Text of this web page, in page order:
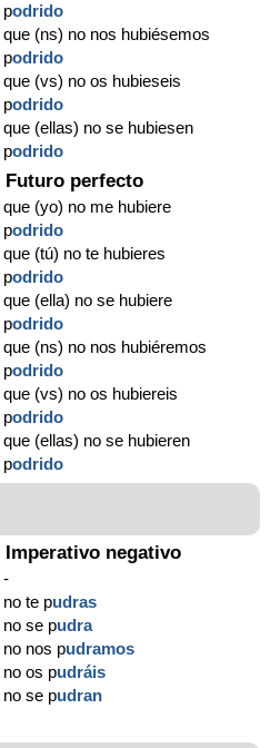
podrido
que (ns) no nos hubiésemos
podrido
que (vs) no os hubieseis
podrido
que (ellas) no se hubiesen
podrido
Futuro perfecto
que (yo) no me hubiere
podrido
que (tú) no te hubieres
podrido
que (ella) no se hubiere
podrido
que (ns) no nos hubiéremos
podrido
que (vs) no os hubiereis
podrido
que (ellas) no se hubieren
podrido
Imperativo negativo
-
no te pudras
no se pudra
no nos pudramos
no os pudráis
no se pudran